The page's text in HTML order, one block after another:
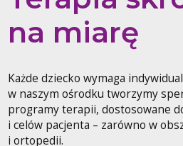
na miarę
Każde dziecko wymaga
w naszym ośrodku tworzymy
programy terapii, dostosowane
i celów pacjenta – zarówno w
i ortopedii.